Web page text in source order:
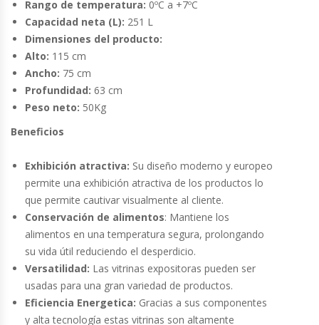
Fabricadoras De Hielo
Freidoras Industriales
Hervidores / Percoladores
Hornos A Piso Y Pizzeros
Hornos Cocción Acelerada
Hornos Eléctricos
Rango de temperatura: 0ºC a +7ºC
Capacidad neta (L): 251 L
Dimensiones del producto:
Alto: 115 cm
Ancho: 75 cm
Profundidad: 63 cm
Peso neto: 50Kg
Beneficios
Exhibición atractiva: Su diseño moderno y europeo
permite una exhibición atractiva de los productos lo
que permite cautivar visualmente al cliente.
Conservación de alimentos: Mantiene los
alimentos en una temperatura segura, prolongando
su vida útil reduciendo el desperdicio.
Versatilidad: Las vitrinas expositoras pueden ser
usadas para una gran variedad de productos.
Eficiencia Energetica: Gracias a sus componentes
y alta tecnología estas vitrinas son altamente